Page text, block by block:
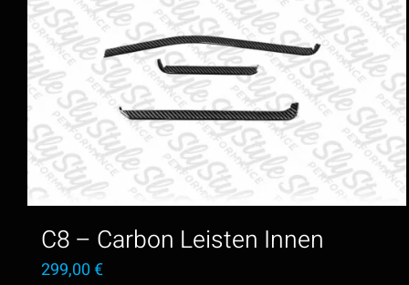
C8 – Carbon Leisten Innen
299,00€